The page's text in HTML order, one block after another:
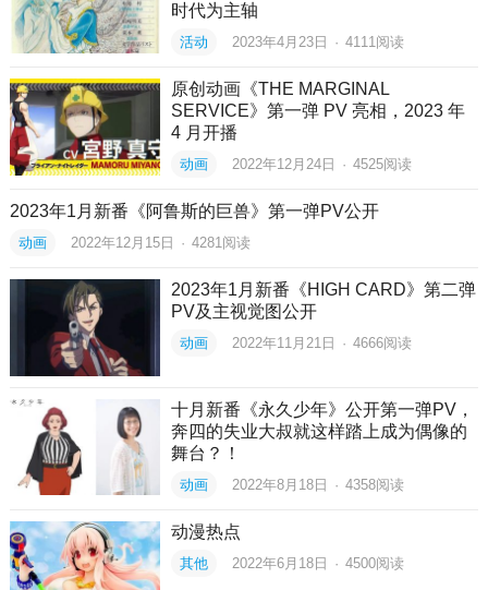
时代为主轴
活动 2023年4月23日 · 4111阅读
原创动画《THE MARGINAL
SERVICE》第一弹 PV 亮相，2023 年
4 月开播
动画 2022年12月24日 · 4525阅读
2023年1月新番《阿鲁斯的巨兽》第一弹PV公开
动画 2022年12月15日 · 4281阅读
2023年1月新番《HIGH CARD》第二弹
PV及主视觉图公开
动画 2022年11月21日 · 4666阅读
十月新番《永久少年》公开第一弹PV，
奔四的失业大叔就这样踏上成为偶像的
舞台？！
动画 2022年8月18日 · 4358阅读
动漫热点
其他 2022年6月18日 · 4500阅读